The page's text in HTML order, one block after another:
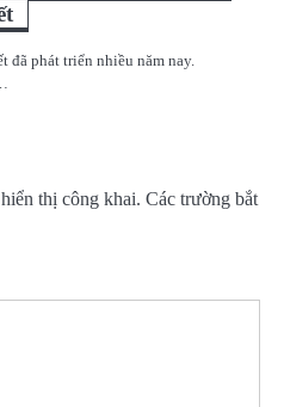
đã phát triển nhiều năm nay.
thị công khai. Các trường bắt